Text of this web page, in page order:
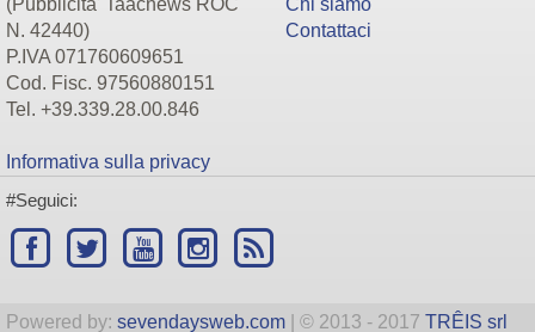
(Pubblicita' Taacnews ROC
N. 42440)
P.IVA 071760609651
Cod. Fisc. 97560880151
Tel. +39.339.28.00.846
Informativa sulla privacy
Chi siamo
Contattaci
#Seguici:
Powered by: sevendaysweb.com | © 2013 - 2017 TRÊIS srl